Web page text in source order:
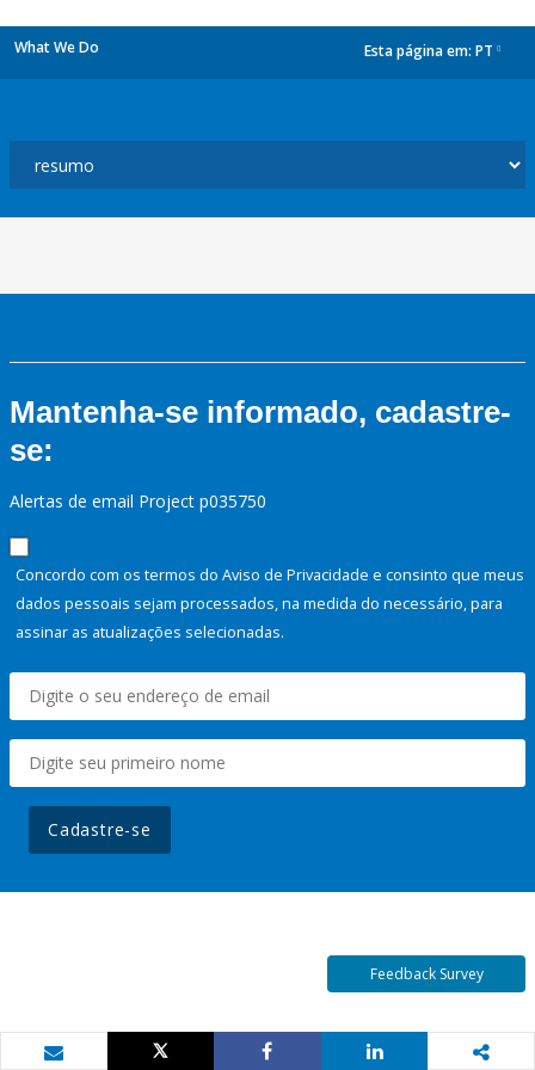
What We Do Esta página em: PT
Mantenha-se informado, cadastre-
se:
Alertas de email Project p035750
Concordo com os termos do Aviso de Privacidade e consinto que meus
dados pessoais sejam processados, na medida do necessário, para
assinar as atualizações selecionadas.
Cadastre-se
Feedback Survey